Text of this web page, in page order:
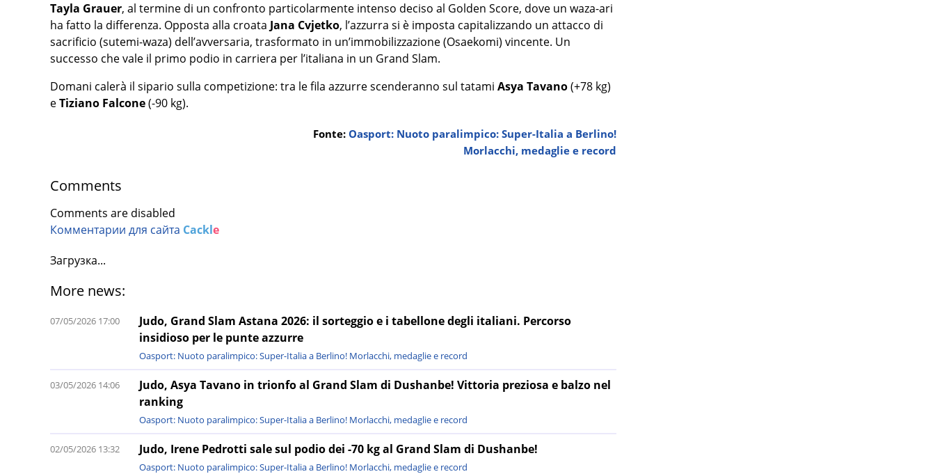
Tayla Grauer, al termine di un confronto particolarmente intenso deciso al Golden Score, dove un waza-ari
ha fatto la differenza. Opposta alla croata Jana Cvjetko, l’azzurra si è imposta capitalizzando un attacco di
sacrificio (sutemi-waza) dell’avversaria, trasformato in un’immobilizzazione (Osaekomi) vincente. Un
successo che vale il primo podio in carriera per l’italiana in un Grand Slam.
Domani calerà il sipario sulla competizione: tra le fila azzurre scenderanno sul tatami Asya Tavano(+78 kg)
eTiziano Falcone(-90 kg).
Fonte: Oasport: Nuoto paralimpico: Super-Italia a Berlino!
Morlacchi, medaglie e record
Comments
Comments are disabled
Комментарии для сайта Cackle
Загрузка...
More news:
Judo, Grand Slam Astana 2026: il sorteggio e i tabellone degli italiani. Percorso
insidioso per le punte azzurre
07/05/2026 17:00
Oasport: Nuoto paralimpico: Super-Italia a Berlino! Morlacchi, medaglie e record
Judo, Asya Tavano in trionfo al Grand Slam di Dushanbe! Vittoria preziosa e balzo nel
ranking
03/05/2026 14:06
Oasport: Nuoto paralimpico: Super-Italia a Berlino! Morlacchi, medaglie e record
Judo, Irene Pedrotti sale sul podio dei -70 kg al Grand Slam di Dushanbe!
02/05/2026 13:32
Oasport: Nuoto paralimpico: Super-Italia a Berlino! Morlacchi, medaglie e record